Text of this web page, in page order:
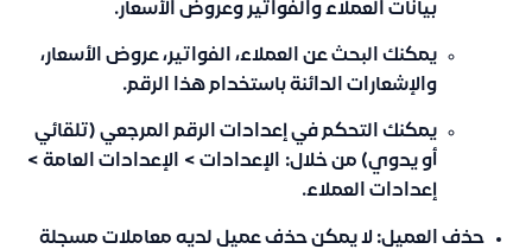
بيانات العملاء والفواتير وعروض الأسعار.
يمكنك البحث عن العملاء، الفواتير، عروض الأسعار،
والإشعارات الدائنة باستخدام هذا الرقم.
يمكنك التحكم في إعدادات الرقم المرجعي (تلقائي
أو يدوي) من خلال: الإعدادات > الإعدادات العامة >
إعدادات العملاء.
حذف العميل: لا يمكن حذف عميل لديه معاملات مسجلة